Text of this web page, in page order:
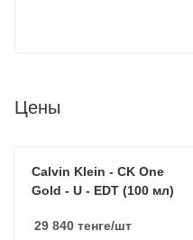
Цены
Calvin Klein - CK One
Gold - U - EDT (100 мл)
29 840 тенге/шт